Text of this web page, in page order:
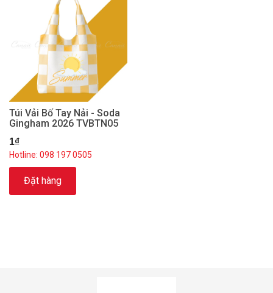
Túi Vải Bố Tay Nải - Soda
Gingham 2026 TVBTN05
1₫
Hotline: 098 197 0505
Đặt hàng